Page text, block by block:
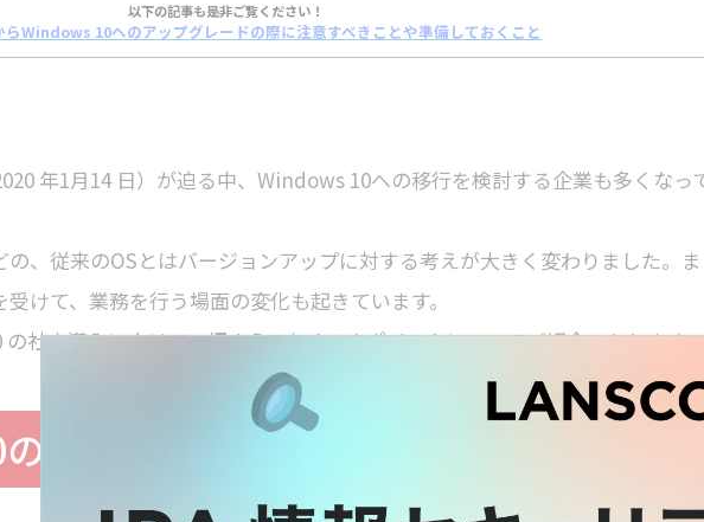
以下の記事も是非ご覧ください！
Windows 10へのアップグレードの際に注意すべきことや準備しておくこと
年1月14 日）が迫る中、Windows 10への移行を検討する企業も多くなっ
、従来のOSとはバージョンアップに対する考えが大きく変わりました。ま
けて、業務を行う場面の変化も起きています。
社内導入に向けて、押さえておくべきポイントについてご紹介いたします。
サービスモデルの変化